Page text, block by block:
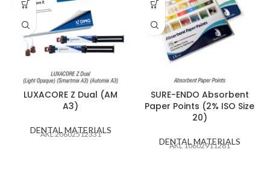
LUXACORE Z Dual (AM
A3)
DENTAL MATERIALS
AKL 20602512331
SURE-ENDO Absorbent
Paper Points (2% ISO Size
20)
DENTAL MATERIALS
AKL 10602911281